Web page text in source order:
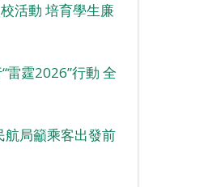
校活動 培育學生廉
雷霆2026”行動 全
航局籲乘客出發前